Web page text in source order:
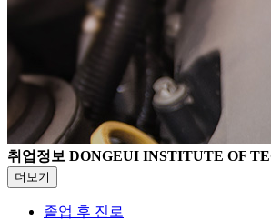
취업정보 DONGEUI INSTITUTE OF
더보기
졸업 후 진로